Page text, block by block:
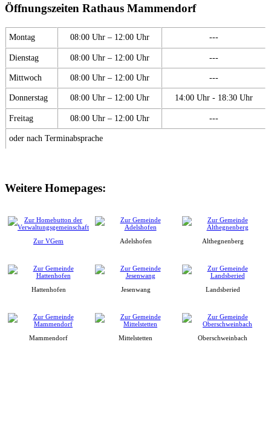
Öffnungszeiten Rathaus Mammendorf
Montag 08:00 Uhr – 12:00 Uhr ---
Dienstag 08:00 Uhr – 12:00 Uhr ---
Mittwoch 08:00 Uhr – 12:00 Uhr ---
Donnerstag 08:00 Uhr – 12:00 Uhr 14:00 Uhr - 18:30 Uhr
Freitag 08:00 Uhr – 12:00 Uhr ---
oder nach Terminabsprache
Weitere Homepages:
Zur VGem Adelshofen Althegnenberg
Hattenhofen Jesenwang Landsberied
Mammendorf Mittelstetten Oberschweinbach